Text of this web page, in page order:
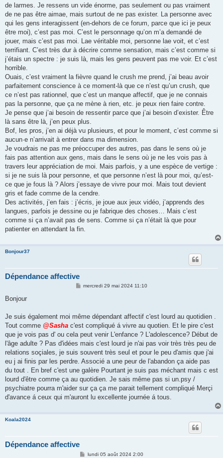
de larmes. Je ressens un vide énorme, pas seulement ou pas vraiment
de ne pas être aimae, mais surtout de ne pas exister. La personne avec
qui les gens interagissent (en-dehors de ce forum, parce que ici je peux
être moi), c’est pas moi. C’est le personnage qu’on m’a demandé de
jouer, mais c’est pas moi. Lae véritable moi, personne lae voit, et c’est
terrifiant. C’est très dur à décrire comme sensation, mais c’est comme si
j’étais un spectre : je suis là, mais les gens peuvent pas me voir. Et c’est
horrible.
Ouais, c’est vraiment la fièvre quand le crush me prend, j’ai beau avoir
parfaitement conscience à ce moment-là que ce n’est qu’un crush, que
ce n’est pas rationnel, que c’est un manque affectif, que je ne connais
pas la personne, que ça ne mène à rien, etc. je peux rien faire contre.
Je pense que j’ai besoin de ressentir parce que j’ai besoin d’exister. Être
là sans être là, j’en peux plus.
Bof, les pros, j’en ai déjà vu plusieurs, et pour le moment, c’est comme si
aucun·e n’arrivait à entrer dans ma dimension.
Je voudrais ne pas me préoccuper des autres, pas dans le sens où je
fais pas attention aux gens, mais dans le sens où je ne les vois pas à
travers leur appréciation de moi. Mais parfois, y a une espèce de vertige :
si je ne suis là pour personne, et que personne n’est là pour moi, qu’est-
ce que je fous là ? Alors j’essaye de vivre pour moi. Mais tout devient
gris et fade comme de la cendre.
Des activités, j’en fais : j’écris, je joue aux jeux vidéo, j’apprends des
langues, parfois je dessine ou je fabrique des choses… Mais c’est
comme si ça n’avait pas de sens. Comme si ça n’était là que pour
patienter en attendant la fin.
Bonjour37
Dépendance affective
M
g
mercredi 29 mai 2024 11:10
Bonjour
Je suis également moi même dépendant affectif c'est lourd au quotidien .
Tout comme @Sasha c'est compliqué á vivre au quotien. Et le pire c'est
que je vois pas d' ou cela peut venir L'enfance ? L'adolescence? Début de
l'âge adulte ? Pas d'idées mais c'est lourd je n'ai pas voir très très peu de
relations soçiales, je suis souvent très seul et pour le peu d'amis que j'ai
eu j ai finis par les perdre. Associé a une peur de l'abandon ça aide pas
du tout . En bref c'est une galère Pourtant je suis pas méchant mais c est
lourd d'être comme ça au quotidien. Je sais même pas si un.psy /
psychiatre pourra m'aider sur ça ça me parait tellement compliqué Merçi
d'avance á ceux qui m'auront lu excellente journée á tous.
Koala2024
Dépendance affective
Mlundi 05 août 2024 2:00